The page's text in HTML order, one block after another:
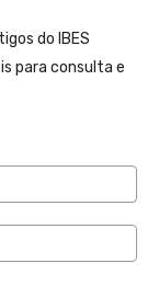
do IBES
para consulta e